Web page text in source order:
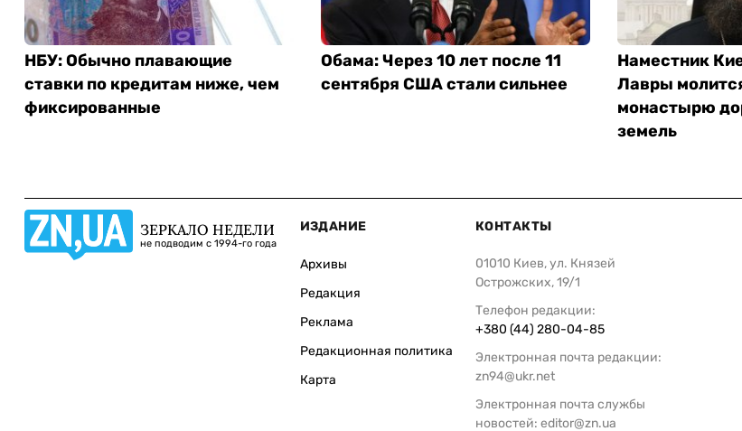
НБУ: Обычно плавающие
ставки по кредитам ниже, чем
фиксированные
Обама: Через 10 лет после 11
сентября США стали сильнее
Наместник
Лавры
монастырю
земель
ЗЕРКАЛО НЕДЕЛИ
не подводим с 1994-го года
ИЗДАНИЕ
Архивы
Редакция
Реклама
Редакционная политика
Карта
КОНТАКТЫ
01010 Киев, ул. Князей
Острожских, 19/1
Телефон редакции:
+380 (44) 280-04-85
Электронная почта редакции:
zn94@ukr.net
Электронная почта службы
новостей: editor@zn.ua